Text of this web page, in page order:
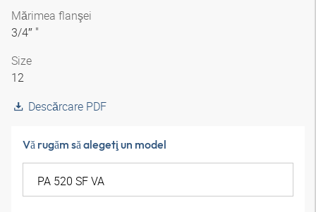
Mărimea flanşei
3/4″ "
Size
12
Descărcare PDF
Vă rugăm să alegeţi un model